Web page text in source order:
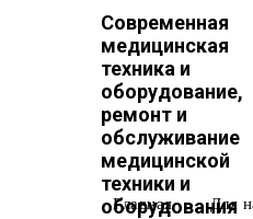
Современная
медицинская
техника и
оборудование,
ремонт и
обслуживание
медицинской
техники и
оборудования
Главная Для